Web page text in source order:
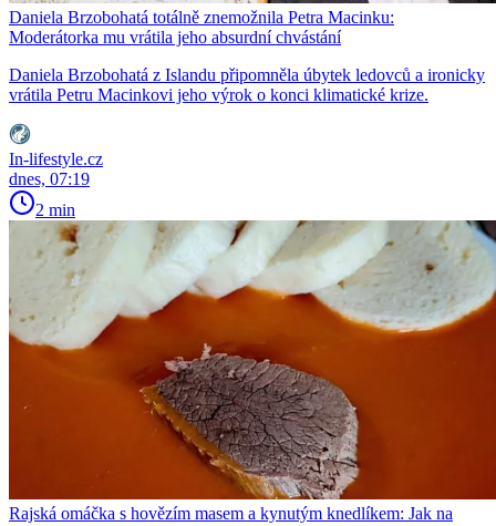
Daniela Brzobohatá totálně znemožnila Petra Macinku:
Moderátorka mu vrátila jeho absurdní chvástání
Daniela Brzobohatá z Islandu připomněla úbytek ledovců a ironicky
vrátila Petru Macinkovi jeho výrok o konci klimatické krize.
In-lifestyle.cz
dnes, 07:19
2 min
Rajská omáčka s hovězím masem a kynutým knedlíkem: Jak na